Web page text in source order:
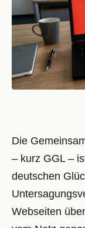
Die
– kurz GGL –
deutschen
Webseiten